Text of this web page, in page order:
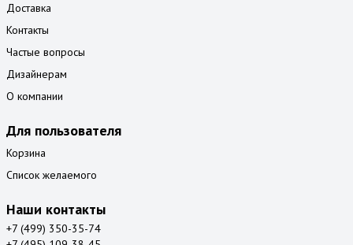
Доставка
Контакты
Частые вопросы
Дизайнерам
О компании
Для пользователя
Корзина
Список желаемого
Наши контакты
+7 (499) 350-35-74